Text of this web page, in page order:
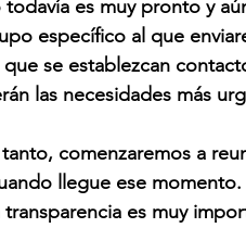
es muy pronto y
específico al que
que se establezcan
las necesidades más
comenzaremos a
llegue ese momento.
es muy